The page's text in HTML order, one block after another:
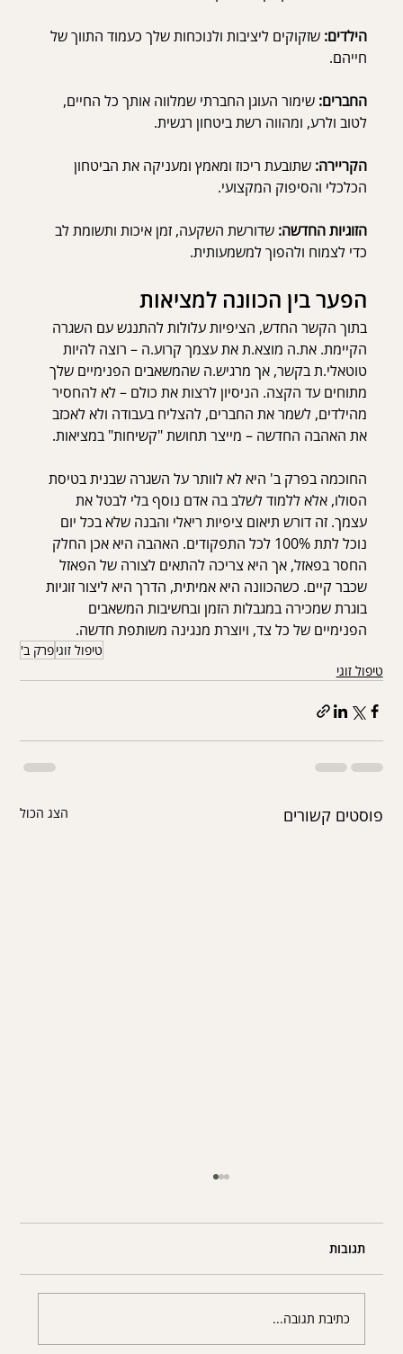
הילדים: שזקוקים ליציבות ולנוכחות שלך כעמוד התווך של
חייהם.
החברים: שימור העוגן החברתי שמלווה אותך כל החיים,
לטוב ולרע, ומהווה רשת ביטחון רגשית.
הקריירה: שתובעת ריכוז ומאמץ ומעניקה את הביטחון
הכלכלי והסיפוק המקצועי.
הזוגיות החדשה: שדורשת השקעה, זמן איכות ותשומת לב
כדי לצמוח ולהפוך למשמעותית.
הפער בין הכוונה למציאות
בתוך הקשר החדש, הציפיות עלולות להתנגש עם השגרה
הקיימת. את.ה מוצא.ת את עצמך קרוע.ה – רוצה להיות
טוטאלי.ת בקשר, אך מרגיש.ה שהמשאבים הפנימיים שלך
מתוחים עד הקצה. הניסיון לרצות את כולם – לא להחסיר
מהילדים, לשמר את החברים, להצליח בעבודה ולא לאכזב
את האהבה החדשה – מייצר תחושת "קשיחות" במציאות.
החוכמה בפרק ב' היא לא לוותר על השגרה שבנית בטיסת
הסולו, אלא ללמוד לשלב בה אדם נוסף בלי לבטל את
עצמך. זה דורש תיאום ציפיות ריאלי והבנה שלא בכל יום
נוכל לתת 100% לכל התפקודים. האהבה היא אכן החלק
החסר בפאזל, אך היא צריכה להתאים לצורה של הפאזל
שכבר קיים. כשהכוונה היא אמיתית, הדרך היא ליצור זוגיות
בוגרת שמכירה במגבלות הזמן ובחשיבות המשאבים
הפנימיים של כל צד, ויוצרת מנגינה משותפת חדשה.
טיפול זוגיפרק ב'
טיפול זוגי
פוסטים קשורים הצג הכול
המשבר כמחזק את הזוגיות
תגובות
כתיבת תגובה...